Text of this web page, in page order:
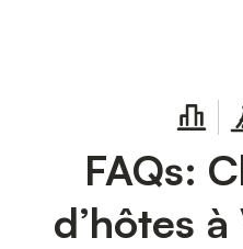
FAQs:
d’hôtes